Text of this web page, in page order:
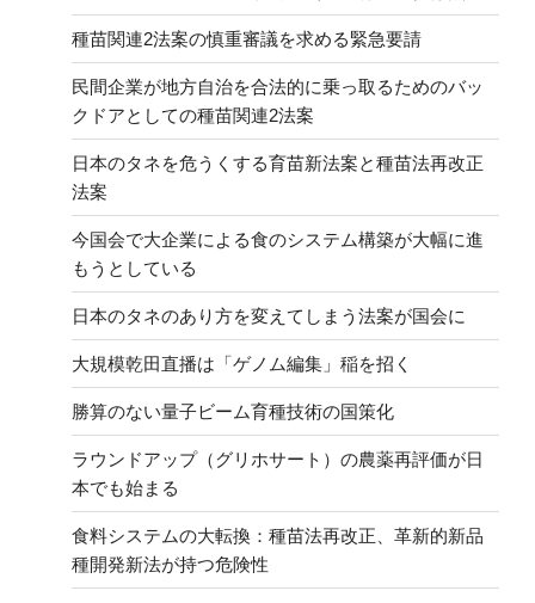
種苗関連2法案の慎重審議を求める緊急要請
民間企業が地方自治を合法的に乗っ取るためのバッ
クドアとしての種苗関連2法案
日本のタネを危うくする育苗新法案と種苗法再改正
法案
今国会で大企業による食のシステム構築が大幅に進
もうとしている
日本のタネのあり方を変えてしまう法案が国会に
大規模乾田直播は「ゲノム編集」稲を招く
勝算のない量子ビーム育種技術の国策化
ラウンドアップ（グリホサート）の農薬再評価が日
本でも始まる
食料システムの大転換：種苗法再改正、革新的新品
種開発新法が持つ危険性